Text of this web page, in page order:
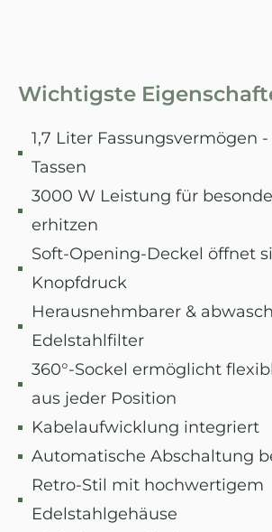
Wichtigste
1,7 Liter Fassungsvermögen
Tassen
3000 W Leistung für
erhitzen
Soft-Opening-Deckel öffnet
Knopfdruck
Herausnehmbarer &
Edelstahlfilter
360°-Sockel ermöglicht
aus jeder Position
Kabelaufwicklung integriert
Automatische Abschaltung
Retro-Stil mit hochwertigem
Edelstahlgehäuse